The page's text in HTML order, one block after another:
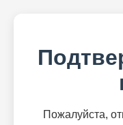
Пожалуйста,